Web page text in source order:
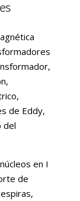
de Eddy,
del
en I
de